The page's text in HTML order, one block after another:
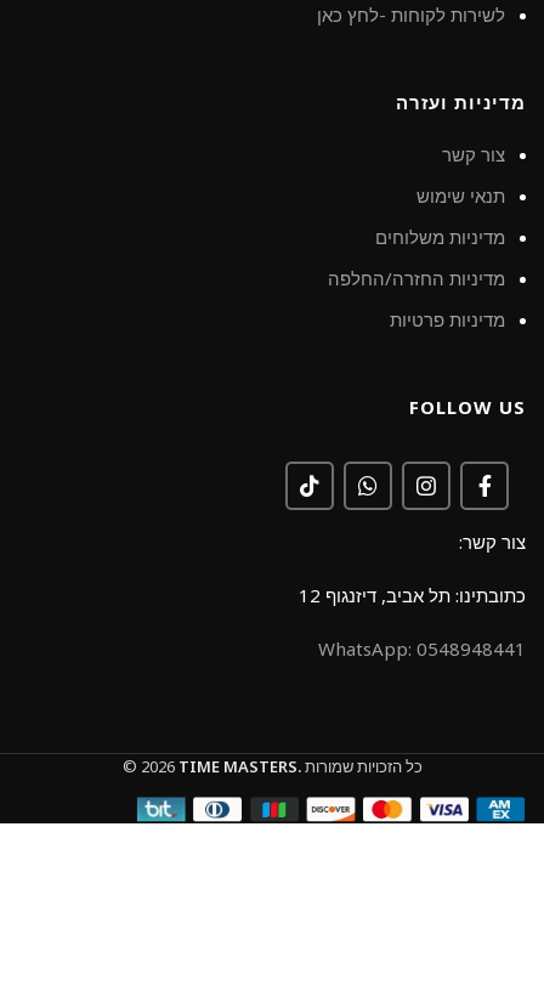
לשירות לקוחות -לחץ כאן
מדיניות ועזרה
צור קשר
תנאי שימוש
מדיניות משלוחים
מדיניות החזרה/החלפה
מדיניות פרטיות
FOLLOW US
צור קשר:
כתובתינו: תל אביב, דיזנגוף 12
0548948441 :WhatsApp
© 2026 TIME MASTERS.כל הזכויות שמורות